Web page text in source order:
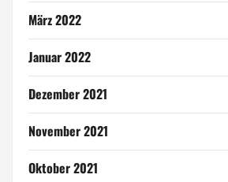
März 2022
Januar 2022
Dezember 2021
November 2021
Oktober 2021